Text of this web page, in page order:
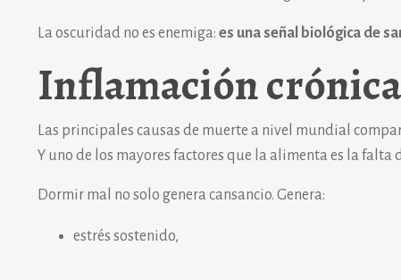
La oscuridad no es enemiga: es una señal biológica de
Inflamación
Las principales causas de muerte a nivel mundial
Y uno de los mayores factores que la alimenta es la falta
Dormir mal no solo genera cansancio. Genera:
estrés sostenido,